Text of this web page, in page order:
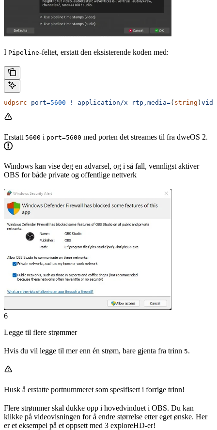
I Pipeline-feltet, erstatt den eksisterende koden med:
udpsrc port=5600 ! application/x-rtp,media=( string )
Erstatt 5600 i port=5600 med porten det streames til fra dweOS 2.
Windows kan vise deg en advarsel, og i så fall, vennligst aktiver
OBS for både private og offentlige nettverk
6
Legge til flere strømmer
Hvis du vil legge til mer enn én strøm, bare gjenta fra trinn 5.
Husk å erstatte portnummeret som spesifisert i forrige trinn!
Flere strømmer skal dukke opp i hovedvinduet i OBS. Du kan
klikke på videovisningen for å endre størrelse etter eget ønske. Her
er et eksempel på et oppsett med 3 exploreHD-er!